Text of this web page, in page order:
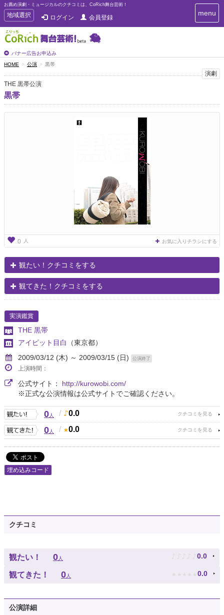
お薦め演劇・ミュージカルのクチコミは、CoRich舞台芸術！
T
o
g
g
e
n
a
v
i
g
地域選択 ログイン 会員登録
バナー広告お申込み
T
o
i
g
menu
HOME 公演 黒帯
演劇
THE 黒帯公演
黒帯
0 人 お気に入りチラシにする
観たい！クチコミをする
観てきた！クチコミをする
実演鑑賞
THE 黒帯
アイピット目白
（東京都）
2009/03/12 (木) ～ 2009/03/15 (日)
公演終了
上演時間：
公式サイト： http://kurowobi.com/
※正式な公演情報は公式サイトでご確認ください。
0人 / 0.0
0人 / 0.0
埋め込みコード
クチコミ
観たい！ 0人 ♪ ♪ ♪ ♪ ♪ 0.0
観てきた！ 0人 ★ ★ ★ ★ ★ 0.0
公演詳細